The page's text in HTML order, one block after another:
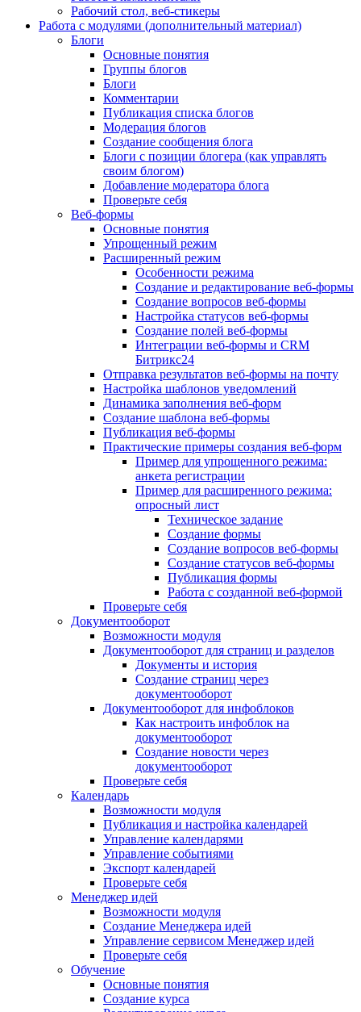
Рабочий стол, веб-стикеры
Работа с модулями (дополнительный материал)
Блоги
Основные понятия
Группы блогов
Блоги
Комментарии
Публикация списка блогов
Модерация блогов
Создание сообщения блога
Блоги с позиции блогера (как управлять
своим блогом)
Добавление модератора блога
Проверьте себя
Веб-формы
Основные понятия
Упрощенный режим
Расширенный режим
Особенности режима
Создание и редактирование веб-формы
Создание вопросов веб-формы
Настройка статусов веб-формы
Создание полей веб-формы
Интеграции веб-формы и CRM
Битрикс24
Отправка результатов веб-формы на почту
Настройка шаблонов уведомлений
Динамика заполнения веб-форм
Создание шаблона веб-формы
Публикация веб-формы
Практические примеры создания веб-форм
Пример для упрощенного режима:
анкета регистрации
Пример для расширенного режима:
опросный лист
Техническое задание
Создание формы
Создание вопросов веб-формы
Создание статусов веб-формы
Публикация формы
Работа с созданной веб-формой
Проверьте себя
Документооборот
Возможности модуля
Документооборот для страниц и разделов
Документы и история
Создание страниц через
документооборот
Документооборот для инфоблоков
Как настроить инфоблок на
документооборот
Создание новости через
документооборот
Проверьте себя
Календарь
Возможности модуля
Публикация и настройка календарей
Управление календарями
Управление событиями
Экспорт календарей
Проверьте себя
Менеджер идей
Возможности модуля
Создание Менеджера идей
Управление сервисом Менеджер идей
Проверьте себя
Обучение
Основные понятия
Создание курса